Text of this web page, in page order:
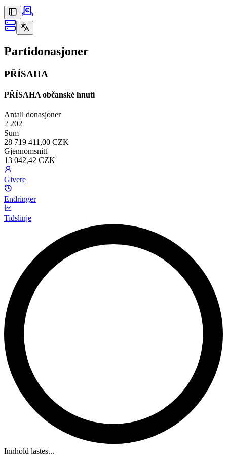
Partidonasjoner
PŘÍSAHA
PŘÍSAHA občanské hnutí
Antall donasjoner
2 202
Sum
28 719 411,00 CZK
Gjennomsnitt
13 042,42 CZK
Givere
Endringer
Tidslinje
Innhold lastes...